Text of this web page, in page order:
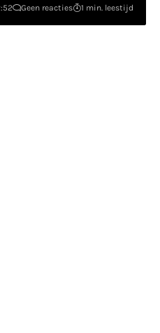
Geen reacties 1 min. leestijd